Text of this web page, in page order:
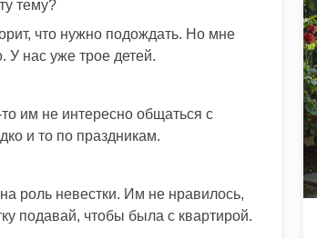
тему?
что нужно подождать. Но мне
У нас уже трое детей.
им не интересно общаться с
и то по праздникам.
роль невестки. Им не нравилось,
подавай, чтобы была с квартирой.